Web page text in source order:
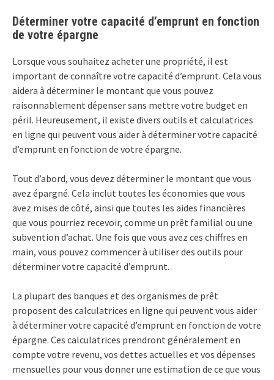
Déterminer votre capacité d’emprunt en fonction
de votre épargne
Lorsque vous souhaitez acheter une propriété, il est
important de connaître votre capacité d’emprunt. Cela vous
aidera à déterminer le montant que vous pouvez
raisonnablement dépenser sans mettre votre budget en
péril. Heureusement, il existe divers outils et calculatrices
en ligne qui peuvent vous aider à déterminer votre capacité
d’emprunt en fonction de votre épargne.
Tout d’abord, vous devez déterminer le montant que vous
avez épargné. Cela inclut toutes les économies que vous
avez mises de côté, ainsi que toutes les aides financières
que vous pourriez recevoir, comme un prêt familial ou une
subvention d’achat. Une fois que vous avez ces chiffres en
main, vous pouvez commencer à utiliser des outils pour
déterminer votre capacité d’emprunt.
La plupart des banques et des organismes de prêt
proposent des calculatrices en ligne qui peuvent vous aider
à déterminer votre capacité d’emprunt en fonction de votre
épargne. Ces calculatrices prendront généralement en
compte votre revenu, vos dettes actuelles et vos dépenses
mensuelles pour vous donner une estimation de ce que vous